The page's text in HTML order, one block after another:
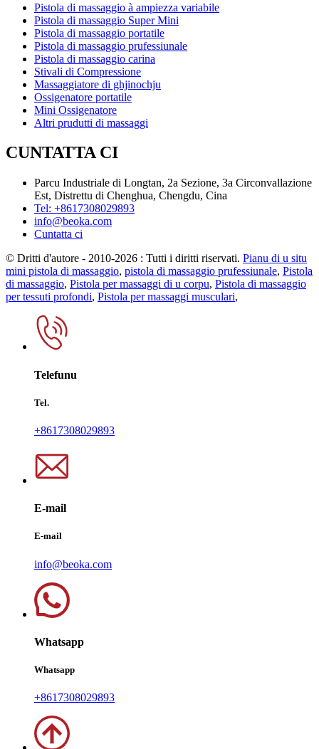
Pistola di massaggio à ampiezza variabile
Pistola di massaggio Super Mini
Pistola di massaggio portatile
Pistola di massaggio prufessiunale
Pistola di massaggio carina
Stivali di Compressione
Massaggiatore di ghjinochju
Ossigenatore portatile
Mini Ossigenatore
Altri prudutti di massaggi
CUNTATTA CI
Parcu Industriale di Longtan, 2a Sezione, 3a Circonvallazione
Est, Distrettu di Chenghua, Chengdu, Cina
Tel: +8617308029893
info@beoka.com
Cuntatta ci
© Dritti d'autore - 2010-2026 : Tutti i diritti riservati. Pianu di u situ
mini pistola di massaggio, pistola di massaggio prufessiunale, Pistola
di massaggio, Pistola per massaggi di u corpu, Pistola di massaggio
per tessuti profondi, Pistola per massaggi musculari,
Telefunu
Tel.
+8617308029893
E-mail
E-mail
info@beoka.com
Whatsapp
Whatsapp
+8617308029893